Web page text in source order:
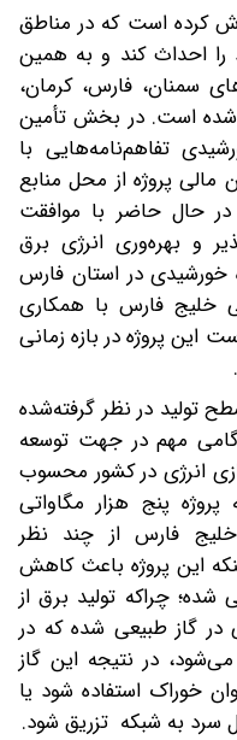
کرده است که در مناطق
احداث کند و به همین
سمنان، فارس، کرمان،
شده است. در بخش تأمین
تفاهم‌نامه‌هایی با
پروژه از محل منابع
حال حاضر با موافقت
و بهره‌وری انرژی برق
خورشیدی در استان فارس
خلیج فارس با همکاری
این پروژه در بازه زمانی
تولید در نظر گرفته‌شده
گامی مهم در جهت توسعه
انرژی در کشور محسوب
پنج هزار مگاواتی
خلیج فارس از چند نظر
این پروژه باعث کاهش
چراکه تولید برق از
گاز طبیعی شده که در
در نتیجه این گاز
خوراک استفاده شود یا
سرد به شبکه تزریق شود.